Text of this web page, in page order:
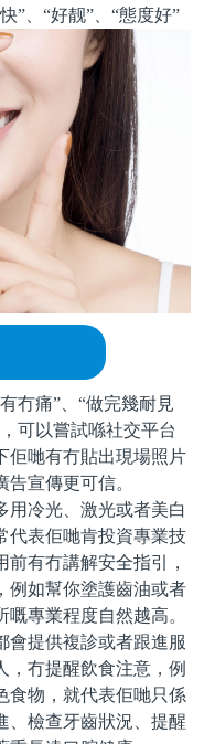
”、“好靓”、“態度好”
痛”、“做完幾耐見
可以嘗試喺社交平台
佢哋有冇貼出現場照片
宣傳更可信。
冷光、激光或者美白
代表佢哋肯投資專業技
有冇講解安全指引，
例如幫你塗護齒油或者
專業程度自然越高。
提供複診或者跟進服
，冇提醒飲食注意，例
食物，就代表佢哋只係
、檢查牙齒狀況、提醒